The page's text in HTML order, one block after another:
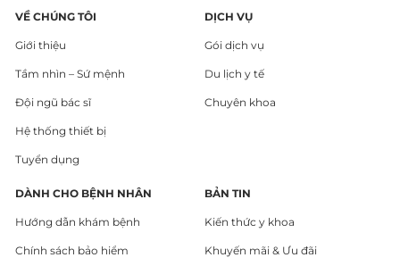
VỀ CHÚNG TÔI
Giới thiệu
Tầm nhìn – Sứ mệnh
Đội ngũ bác sĩ
Hệ thống thiết bị
Tuyển dụng
DỊCH VỤ
Gói dịch vụ
Du lịch y tế
Chuyên khoa
DÀNH CHO BỆNH NHÂN
Hướng dẫn khám bệnh
Chính sách bảo hiểm
BẢN TIN
Kiến thức y khoa
Khuyến mãi & Ưu đãi